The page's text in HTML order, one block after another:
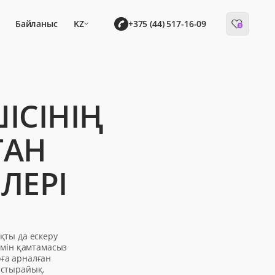
Байланыс KZ +375 (44) 517-16-09 0
да ескеру
қамтамасыз
арналған